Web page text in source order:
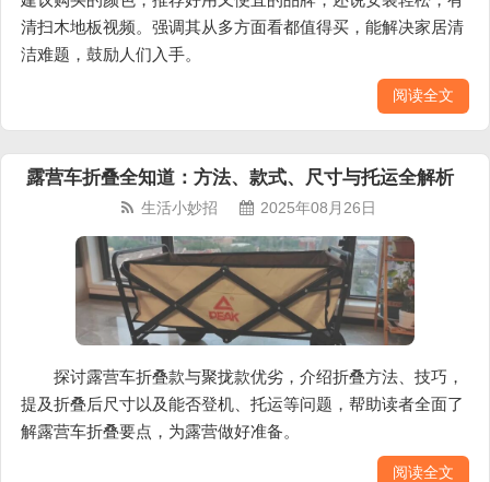
清扫木地板视频。强调其从多方面看都值得买，能解决家居清
洁难题，鼓励人们入手。
阅读全文
露营车折叠全知道：方法、款式、尺寸与托运全解析
生活小妙招 2025年08月26日
探讨露营车折叠款与聚拢款优劣，介绍折叠方法、技巧，
提及折叠后尺寸以及能否登机、托运等问题，帮助读者全面了
解露营车折叠要点，为露营做好准备。
阅读全文